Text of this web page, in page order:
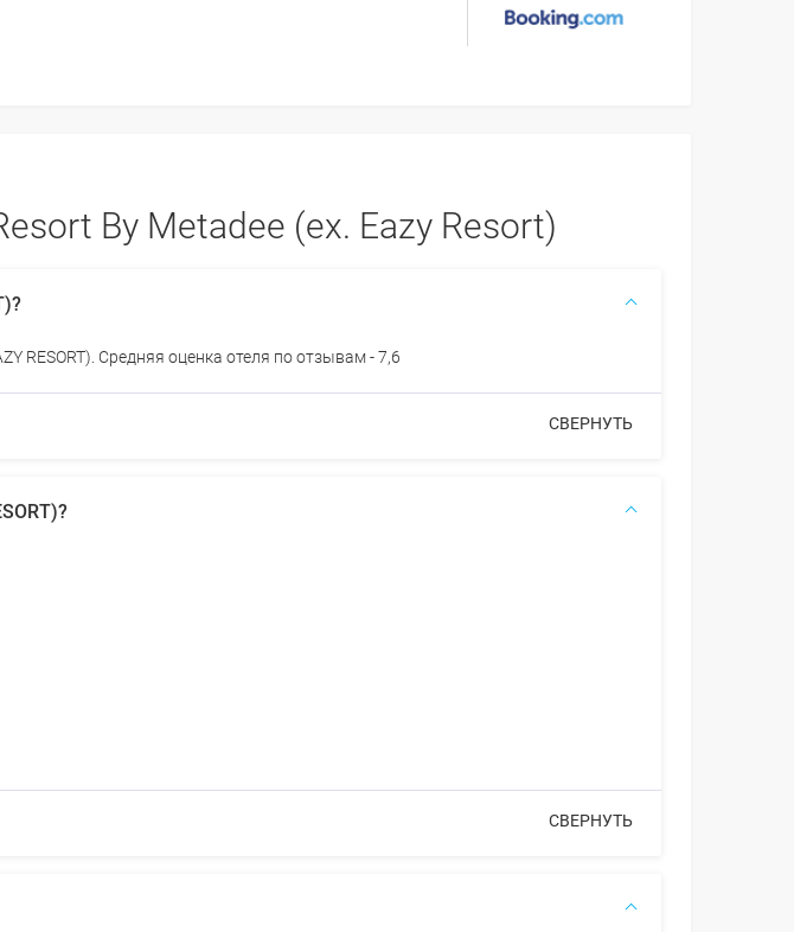
By Metadee (ex. Eazy Resort)
RESORT). Средняя оценка отеля по отзывам - 7,6
СВЕРНУТЬ
СВЕРНУТЬ